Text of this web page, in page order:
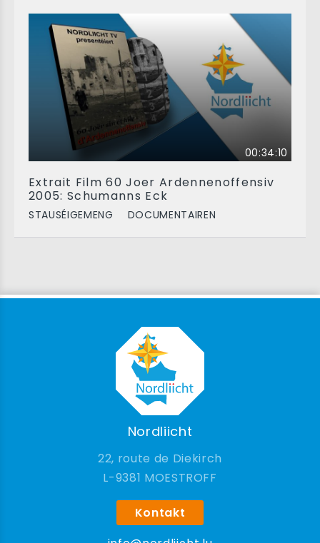
00:34:10
Extrait Film 60 Joer Ardennenoffensiv
2005: Schumanns Eck
STAUSÉIGEMENG DOCUMENTAIREN
Nordliicht
22, route de Diekirch
9381 MOESTROFF
Kontakt